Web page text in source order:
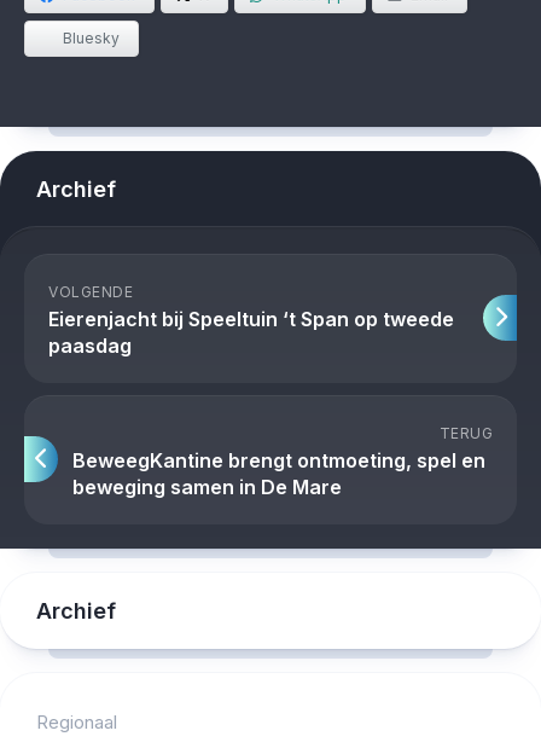
Bluesky
Archief
VOLGENDE
Eierenjacht bij Speeltuin ‘t Span op tweede
paasdag
TERUG
BeweegKantine brengt ontmoeting, spel en
beweging samen in De Mare
Archief
Regionaal